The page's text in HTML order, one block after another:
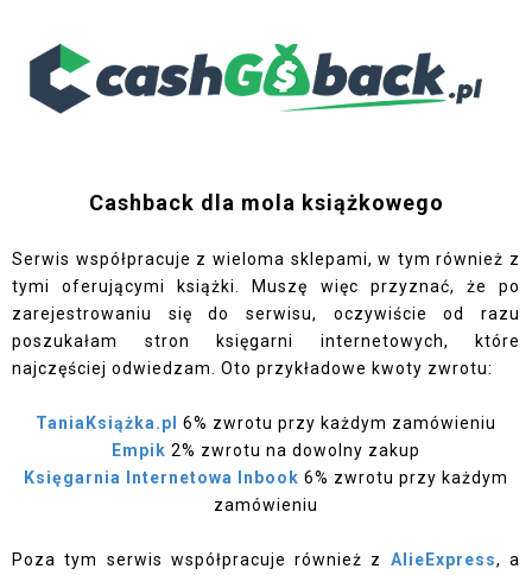
Cashback dla mola książkowego
Serwis współpracuje z wieloma sklepami, w tym również z
tymi oferującymi książki. Muszę więc przyznać, że po
zarejestrowaniu się do serwisu, oczywiście od razu
poszukałam stron księgarni internetowych, które
najczęściej odwiedzam. Oto przykładowe kwoty zwrotu:
TaniaKsiążka.pl
6% zwrotu przy każdym zamówieniu
Empik 2% zwrotu na dowolny zakup
Księgarnia Internetowa Inbook 6% zwrotu przy każdym
zamówieniu
Poza tym serwis współpracuje również z AlieExpress, a